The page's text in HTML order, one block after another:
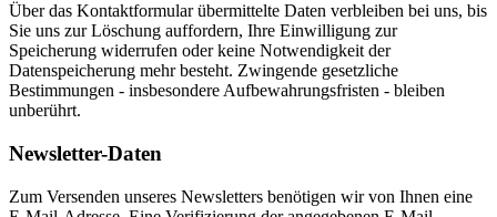
Über das Kontaktformular übermittelte Daten verbleiben bei uns, bis
Sie uns zur Löschung auffordern, Ihre Einwilligung zur
Speicherung widerrufen oder keine Notwendigkeit der
Datenspeicherung mehr besteht. Zwingende gesetzliche
Bestimmungen - insbesondere Aufbewahrungsfristen - bleiben
unberührt.
Newsletter-Daten
Zum Versenden unseres Newsletters benötigen wir von Ihnen eine